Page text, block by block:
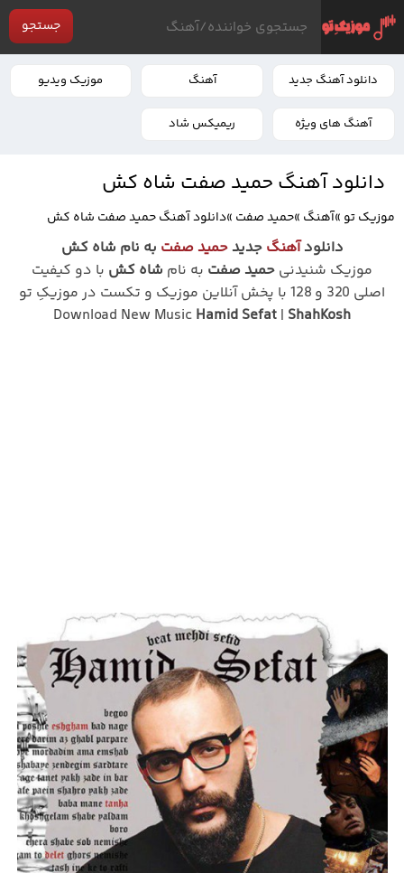
جستجو
دانلود آهنگ جدید آهنگ موزیک ویدیو
آهنگ های ویژه ریمیکس شاد
دانلود آهنگ حمید صفت شاه کش
موزیک تو »آهنگ »حمید صفت »دانلود آهنگ حمید صفت شاه کش
دانلودآهنگ جدیدحمید صفت به نام شاه کش
موزیک شنیدنی حمید صفت به نام شاه کش با دو کیفیت
اصلی 320 و 128 با پخش آنلاین موزیک و تکست در موزیکِ تو
Download New Music Hamid Sefat | ShahKosh